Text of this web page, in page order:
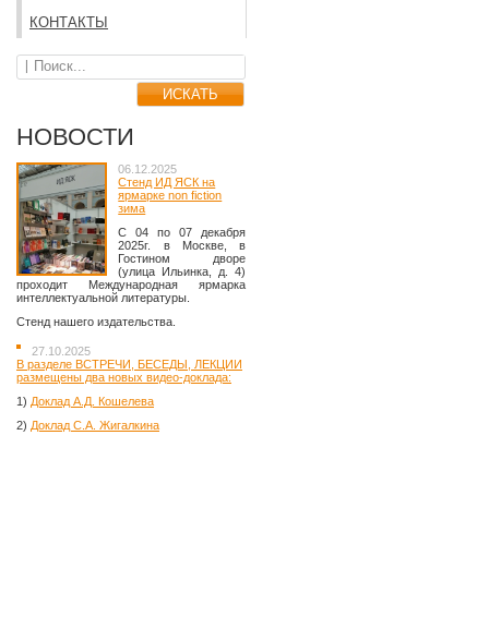
КОНТАКТЫ
НОВОСТИ
06.12.2025
Стенд ИД ЯСК на
ярмарке non fiction
зима
C 04 по 07 декабря
2025г. в Москве, в
Гостином дворе
(улица Ильинка, д. 4)
проходит Международная ярмарка
интеллектуальной литературы.
Стенд нашего издательства.
27.10.2025
В разделе ВСТРЕЧИ, БЕСЕДЫ, ЛЕКЦИИ
размещены два новых видео-доклада:
1) Доклад А.Д. Кошелева
2) Доклад С.А. Жигалкина